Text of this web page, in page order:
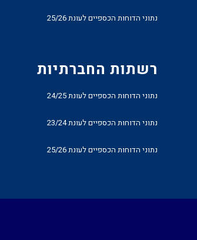
נתוני הדוחות הכספיים לעונת 25/26
רשתות החברתיות
נתוני הדוחות הכספיים לעונת 24/25
נתוני הדוחות הכספיים לעונת 23/24
נתוני הדוחות הכספיים לעונת 25/26